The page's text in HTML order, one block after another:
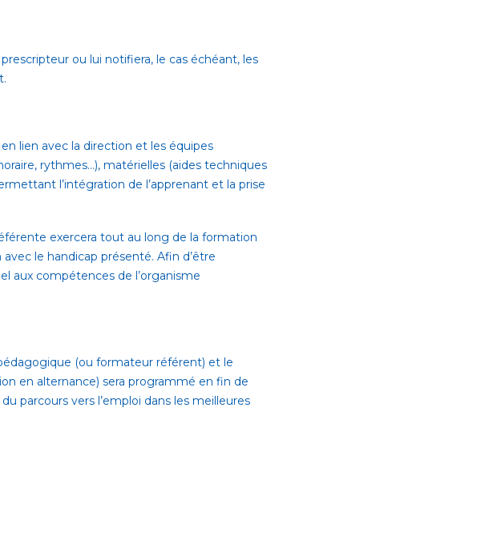
ou lui notifiera, le cas échéant, les
.
lien avec la direction et les équipes
rythmes…), matérielles (aides techniques
l’intégration de l’apprenant et la prise
exercera tout au long de la formation
le handicap présenté. Afin d’être
aux compétences de l’organisme
(ou formateur référent) et le
en alternance) sera programmé en fin de
parcours vers l’emploi dans les meilleures